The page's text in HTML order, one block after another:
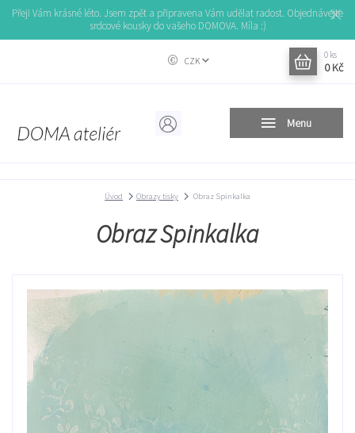
Přeji Vám krásné léto. Jsem zpět a připravena Vám udělat radost. Objednávejte
srdcové kousky do vašeho DOMOVA. Míla :)
Menu
CZK
0 ks
0 Kč
Úvod Obrazy tisky Obraz Spinkalka
Obraz Spinkalka